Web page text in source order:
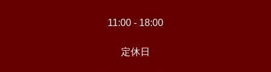
11:00 - 18:00
定休日